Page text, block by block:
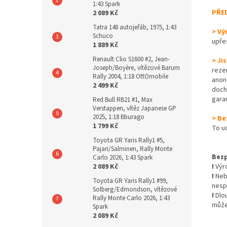
1:43 Spark
2 089 Kč
Tatra 148 autojeřáb, 1975, 1:43
Schuco
1 889 Kč
Renault Clio S1600 #2, Jean-
Joseph/Boyère, vítězové Barum
Rally 2004, 1:18 OttOmobile
2 499 Kč
Red Bull RB21 #1, Max
Verstappen, vítěz Japanese GP
2025, 1:18 Bburago
1 799 Kč
Toyota GR Yaris Rally1 #5,
Pajari/Salminen, Rally Monte
Carlo 2026, 1:43 Spark
2 089 Kč
Toyota GR Yaris Rally1 #99,
Solberg/Edmondson, vítězové
Rally Monte Carlo 2026, 1:43
Spark
2 089 Kč
>
>
>
To
!
!
!